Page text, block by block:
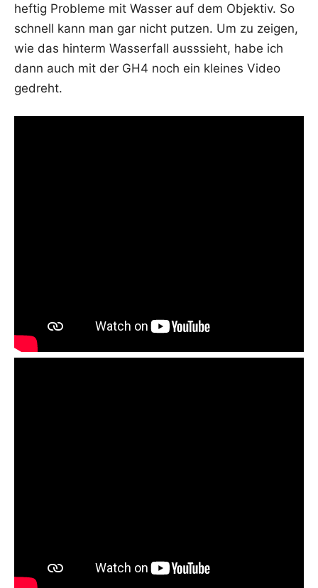
hef­tig Pro­ble­me mit Was­ser auf dem Objek­tiv. So
schnell kann man gar nicht put­zen. Um zu zei­gen,
wie das hin­term Was­ser­fall aus­s­sieht, habe ich
dann auch mit der GH4 noch ein klei­nes Video
gedreht.